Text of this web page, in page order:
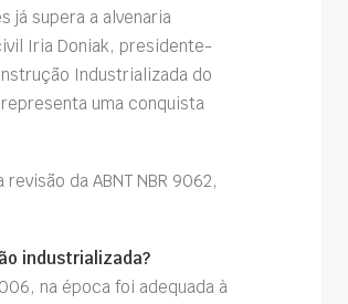
já supera a alvenaria
Iria Doniak, presidente-
Industrializada do
uma conquista
da ABNT NBR 9062,
industrializada?
na época foi adequada à